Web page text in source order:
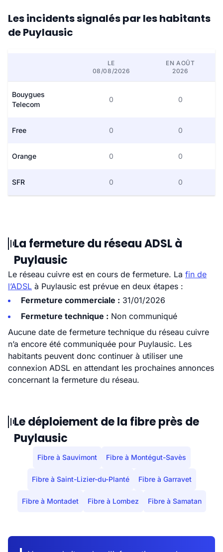
Les incidents signalés par les habitants
de Puylausic
LE
08/08/2026
EN AOÛT
2026
Bouygues
Telecom
0 0
Free 0 0
Orange 0 0
SFR 0 0
La fermeture du réseau ADSL à
Puylausic
Le réseau cuivre est en cours de fermeture. La fin de
l’ADSL à Puylausic est prévue en deux étapes :
Fermeture commerciale : 31/01/2026
Fermeture technique : Non communiqué
Aucune date de fermeture technique du réseau cuivre
n’a encore été communiquée pour Puylausic. Les
habitants peuvent donc continuer à utiliser une
connexion ADSL en attendant les prochaines annonces
concernant la fermeture du réseau.
Le déploiement de la fibre près de
Puylausic
Fibre à Sauvimont Fibre à Montégut-Savès
Fibre à Saint-Lizier-du-Planté Fibre à Garravet
Fibre à Montadet Fibre à Lombez Fibre à Samatan